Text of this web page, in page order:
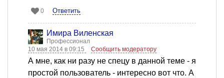
0 Ответить
Имира Виленская
Профессионал
10 мая 2014 в 09:15
Сообщить модератору
А мне, как ни разу не спецу в данной теме - я
простой пользователь - интересно вот что. А